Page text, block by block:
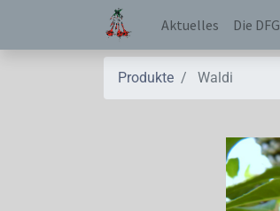
Aktuelles Die DFG
Produkte Waldi